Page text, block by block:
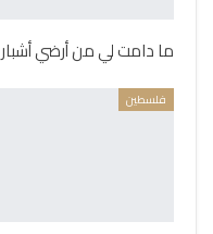
ما دامت لي من أرضي أشبار
فلسطين